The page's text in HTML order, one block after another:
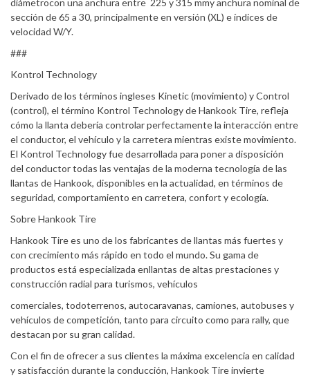
diámetrocon una anchura entre 225 y 315 mmy anchura nominal de
sección de 65 a 30, principalmente en versión (XL) e índices de
velocidad W/Y.
###
Kontrol Technology
Derivado de los términos ingleses Kinetic (movimiento) y Control
(control), el término Kontrol Technology de Hankook Tire, refleja
cómo la llanta debería controlar perfectamente la interacción entre
el conductor, el vehículo y la carretera mientras existe movimiento.
El Kontrol Technology fue desarrollada para poner a disposición
del conductor todas las ventajas de la moderna tecnología de las
llantas de Hankook, disponibles en la actualidad, en términos de
seguridad, comportamiento en carretera, confort y ecología.
Sobre Hankook Tire
Hankook Tire es uno de los fabricantes de llantas más fuertes y
con crecimiento más rápido en todo el mundo. Su gama de
productos está especializada enllantas de altas prestaciones y
construcción radial para turismos, vehículos
comerciales, todoterrenos, autocaravanas, camiones, autobuses y
vehículos de competición, tanto para circuito como para rally, que
destacan por su gran calidad.
Con el fin de ofrecer a sus clientes la máxima excelencia en calidad
y satisfacción durante la conducción, Hankook Tire invierte